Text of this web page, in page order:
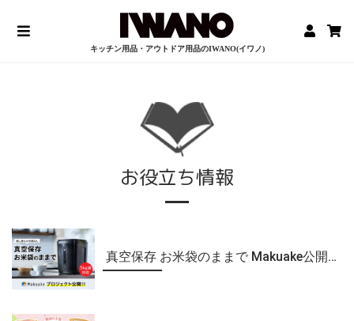
キッチン用品・アウトドア用品のIWANO(イワノ)
お役立ち情報
真空保存 お米袋のままで Makuake公開！